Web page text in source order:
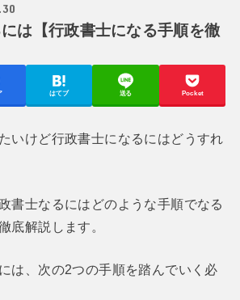
は【行政書士になる手順を徹
はてブ 送る Pocket
いけど行政書士になるにはどうすれ
書士なるにはどのような手順でなる
底解説します。
は、次の2つの手順を踏んでいく必